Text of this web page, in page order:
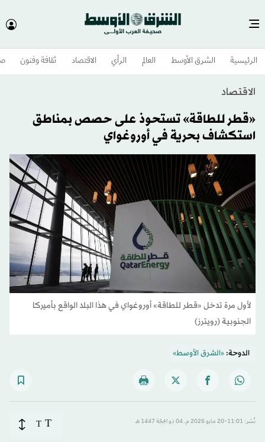
الرئيسية الشرق الأوسط​ العالم الرأي الاقتصاد ثقافة وفنون
الاقتصاد
«قطر للطاقة» تستحوذ على حصص بمناطق
استكشاف بحرية في أوروغواي
لأول مرة تدخل «قطر للطاقة» أوروغواي في هذا البلد الواقع بأميركا
الجنوبية (رويترز)
الدوحة:«الشرق الأوسط»
نُشر: 11:01-20 مايو 2026 م ـ 04 ذو الحِجّة 1447 هـ T
T